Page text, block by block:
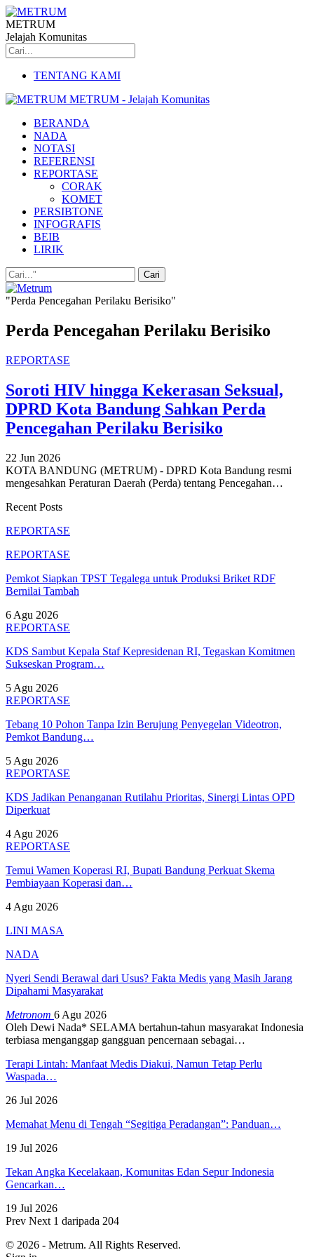
METRUM
Jelajah Komunitas
TENTANG KAMI
METRUM - Jelajah Komunitas
BERANDA
NADA
NOTASI
REFERENSI
REPORTASE
CORAK
KOMET
PERSIBTONE
INFOGRAFIS
BEIB
LIRIK
"Perda Pencegahan Perilaku Berisiko"
Perda Pencegahan Perilaku Berisiko
REPORTASE
Soroti HIV hingga Kekerasan Seksual,
DPRD Kota Bandung Sahkan Perda
Pencegahan Perilaku Berisiko
22 Jun 2026
KOTA BANDUNG (METRUM) - DPRD Kota Bandung resmi
mengesahkan Peraturan Daerah (Perda) tentang Pencegahan…
Recent Posts
REPORTASE
REPORTASE
Pemkot Siapkan TPST Tegalega untuk Produksi Briket RDF
Bernilai Tambah
6 Agu 2026
REPORTASE
KDS Sambut Kepala Staf Kepresidenan RI, Tegaskan Komitmen
Sukseskan Program…
5 Agu 2026
REPORTASE
Tebang 10 Pohon Tanpa Izin Berujung Penyegelan Videotron,
Pemkot Bandung…
5 Agu 2026
REPORTASE
KDS Jadikan Penanganan Rutilahu Prioritas, Sinergi Lintas OPD
Diperkuat
4 Agu 2026
REPORTASE
Temui Wamen Koperasi RI, Bupati Bandung Perkuat Skema
Pembiayaan Koperasi dan…
4 Agu 2026
LINI MASA
NADA
Nyeri Sendi Berawal dari Usus? Fakta Medis yang Masih Jarang
Dipahami Masyarakat
Metronom 6 Agu 2026
Oleh Dewi Nada* SELAMA bertahun-tahun masyarakat Indonesia
terbiasa menganggap gangguan pencernaan sebagai…
Terapi Lintah: Manfaat Medis Diakui, Namun Tetap Perlu
Waspada…
26 Jul 2026
Memahat Menu di Tengah “Segitiga Peradangan”: Panduan…
19 Jul 2026
Tekan Angka Kecelakaan, Komunitas Edan Sepur Indonesia
Gencarkan…
19 Jul 2026
Prev Next 1 daripada 204
© 2026 - Metrum. All Rights Reserved.